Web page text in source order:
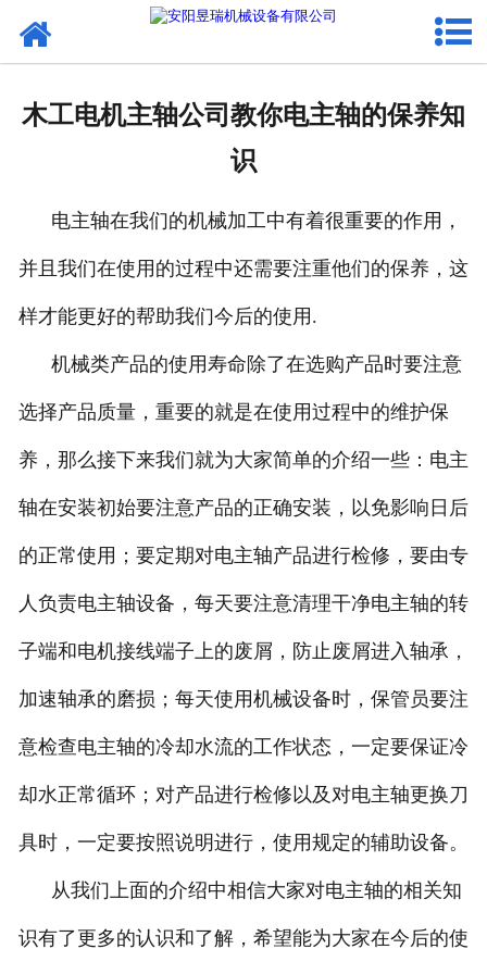
网站首页
木工电机主轴公司教你电主轴的保养知
识
电主轴在我们的机械加工中有着很重要的作用，
并且我们在使用的过程中还需要注重他们的保养，这
样才能更好的帮助我们今后的使用.
机械类产品的使用寿命除了在选购产品时要注意
选择产品质量，重要的就是在使用过程中的维护保
养，那么接下来我们就为大家简单的介绍一些：电主
轴在安装初始要注意产品的正确安装，以免影响日后
的正常使用；要定期对电主轴产品进行检修，要由专
人负责电主轴设备，每天要注意清理干净电主轴的转
子端和电机接线端子上的废屑，防止废屑进入轴承，
加速轴承的磨损；每天使用机械设备时，保管员要注
意检查电主轴的冷却水流的工作状态，一定要保证冷
却水正常循环；对产品进行检修以及对电主轴更换刀
具时，一定要按照说明进行，使用规定的辅助设备。
从我们上面的介绍中相信大家对电主轴的相关知
识有了更多的认识和了解，希望能为大家在今后的使